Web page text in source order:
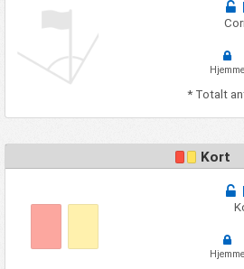
Hjemme
* Totalt
Kort
Hjemme